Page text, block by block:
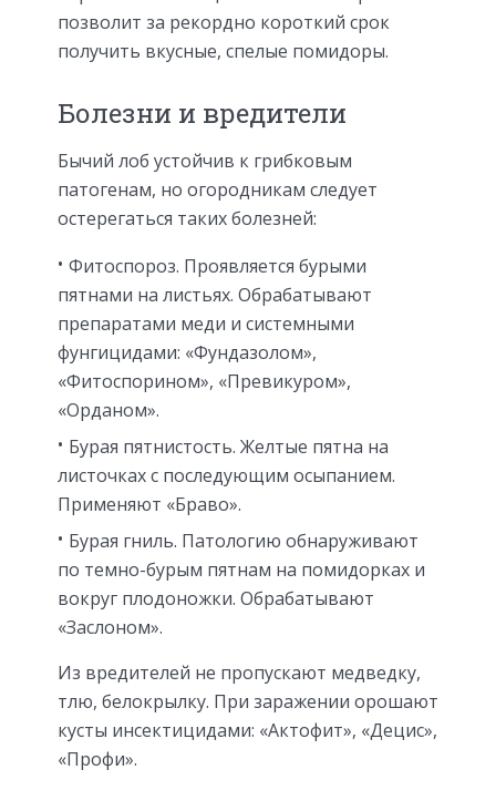
позволит за рекордно короткий срок
получить вкусные, спелые помидоры.
Болезни и вредители
Бычий лоб устойчив к грибковым
патогенам, но огородникам следует
остерегаться таких болезней:
Фитоспороз. Проявляется бурыми
пятнами на листьях. Обрабатывают
препаратами меди и системными
фунгицидами: «Фундазолом»,
«Фитоспорином», «Превикуром»,
«Орданом».
Бурая пятнистость. Желтые пятна на
листочках с последующим осыпанием.
Применяют «Браво».
Бурая гниль. Патологию обнаруживают
по темно-бурым пятнам на помидорках и
вокруг плодоножки. Обрабатывают
«Заслоном».
Из вредителей не пропускают медведку,
тлю, белокрылку. При заражении орошают
кусты инсектицидами: «Актофит», «Децис»,
«Профи».